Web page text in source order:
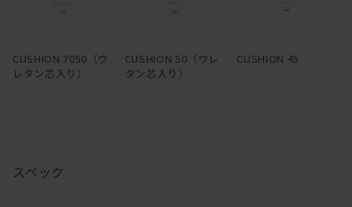
両アームタイプの他、片アームタイプ、アームレスタイプ、カウチ
い場合はサイズオーダーも可能なので、空間に最適なレイアウトで
配置できる。フルカバーリング仕様のため生地は取り外してドライ
CUSHION 7050（ウ
レタン芯入り）
CUSHION 50（ウレ
タン芯入り）
CUSHION 45
スペック